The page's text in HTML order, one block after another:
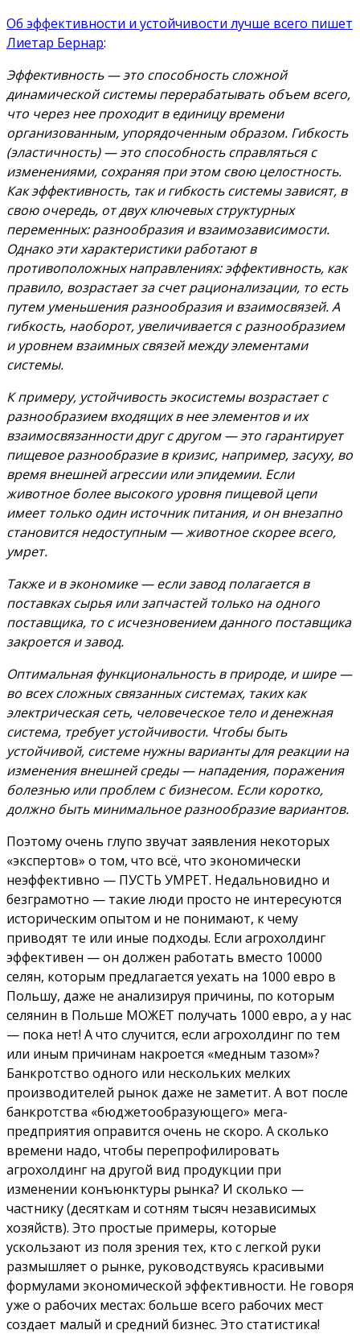
Об эффективности и устойчивости лучше всего пишет
Лиетар Бернар:
Эффективность — это способность сложной
динамической системы перерабатывать объем всего,
что через нее проходит в единицу времени
организованным, упорядоченным образом. Гибкость
(эластичность) — это способность справляться с
изменениями, сохраняя при этом свою целостность.
Как эффективность, так и гибкость системы зависят, в
свою очередь, от двух ключевых структурных
переменных: разнообразия и взаимозависимости.
Однако эти характеристики работают в
противоположных направлениях: эффективность, как
правило, возрастает за счет рационализации, то есть
путем уменьшения разнообразия и взаимосвязей. А
гибкость, наоборот, увеличивается с разнообразием
и уровнем взаимных связей между элементами
системы.
К примеру, устойчивость экосистемы возрастает с
разнообразием входящих в нее элементов и их
взаимосвязанности друг с другом — это гарантирует
пищевое разнообразие в кризис, например, засуху, во
время внешней агрессии или эпидемии. Если
животное более высокого уровня пищевой цепи
имеет только один источник питания, и он внезапно
становится недоступным — животное скорее всего,
умрет.
Также и в экономике — если завод полагается в
поставках сырья или запчастей только на одного
поставщика, то с исчезновением данного поставщика
закроется и завод.
Оптимальная функциональность в природе, и шире —
во всех сложных связанных системах, таких как
электрическая сеть, человеческое тело и денежная
система, требует устойчивости. Чтобы быть
устойчивой, системе нужны варианты для реакции на
изменения внешней среды — нападения, поражения
болезнью или проблем с бизнесом. Если коротко,
должно быть минимальное разнообразие вариантов.
Поэтому очень глупо звучат заявления некоторых
«экспертов» о том, что всё, что экономически
неэффективно — ПУСТЬ УМРЕТ. Недальновидно и
безграмотно — такие люди просто не интересуются
историческим опытом и не понимают, к чему
приводят те или иные подходы. Если агрохолдинг
эффективен — он должен работать вместо 10000
селян, которым предлагается уехать на 1000 евро в
Польшу, даже не анализируя причины, по которым
селянин в Польше МОЖЕТ получать 1000 евро, а у нас
— пока нет! А что случится, если агрохолдинг по тем
или иным причинам накроется «медным тазом»?
Банкротство одного или нескольких мелких
производителей рынок даже не заметит. А вот после
банкротства «бюджетообразующего» мега-
предприятия оправится очень не скоро. А сколько
времени надо, чтобы перепрофилировать
агрохолдинг на другой вид продукции при
изменении конъюнктуры рынка? И сколько —
частнику (десяткам и сотням тысяч независимых
хозяйств). Это простые примеры, которые
ускользают из поля зрения тех, кто с легкой руки
размышляет о рынке, руководствуясь красивыми
формулами экономической эффективности. Не говоря
уже о рабочих местах: больше всего рабочих мест
создает малый и средний бизнес. Это статистика!